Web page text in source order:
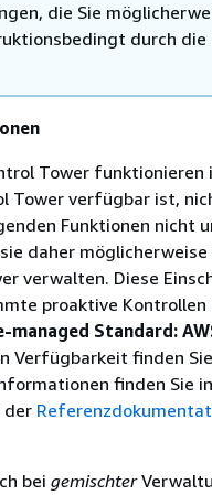
die Sie
durch
Tower
Tower verfügbar ist,
Funktionen nicht
daher
verwalten. Diese
proaktive
managed Standard:
Verfügbarkeit finden
finden Sie
der
bei gemischter